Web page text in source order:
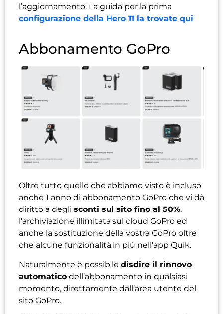
l’aggiornamento. La guida per la prima
configurazione della Hero 11 la trovate qui.
Abbonamento GoPro
Oltre tutto quello che abbiamo visto è incluso
anche 1 anno di abbonamento GoPro che vi dà
diritto a degli sconti sul sito fino al 50%,
l’archiviazione illimitata sul cloud GoPro ed
anche la sostituzione della vostra GoPro oltre
che alcune funzionalità in più nell’app Quik.
Naturalmente è possibile disdire il rinnovo
automatico dell’abbonamento in qualsiasi
momento, direttamente dall’area utente del
sito GoPro.